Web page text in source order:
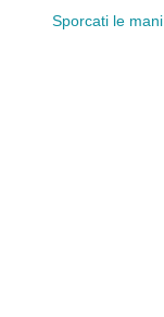
Sporcati le mani